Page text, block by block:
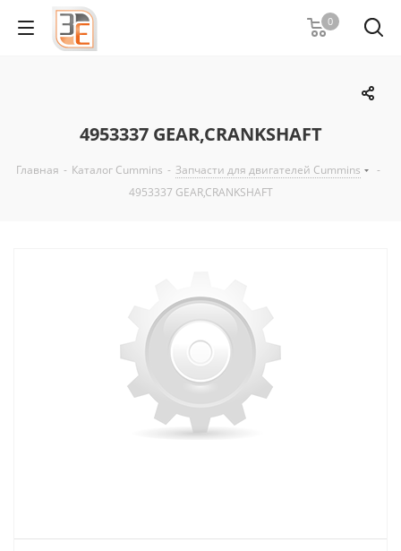
0
4953337 GEAR,CRANKSHAFT
Главная - Каталог Cummins - Запчасти для двигателей Cummins
-
4953337 GEAR,CRANKSHAFT